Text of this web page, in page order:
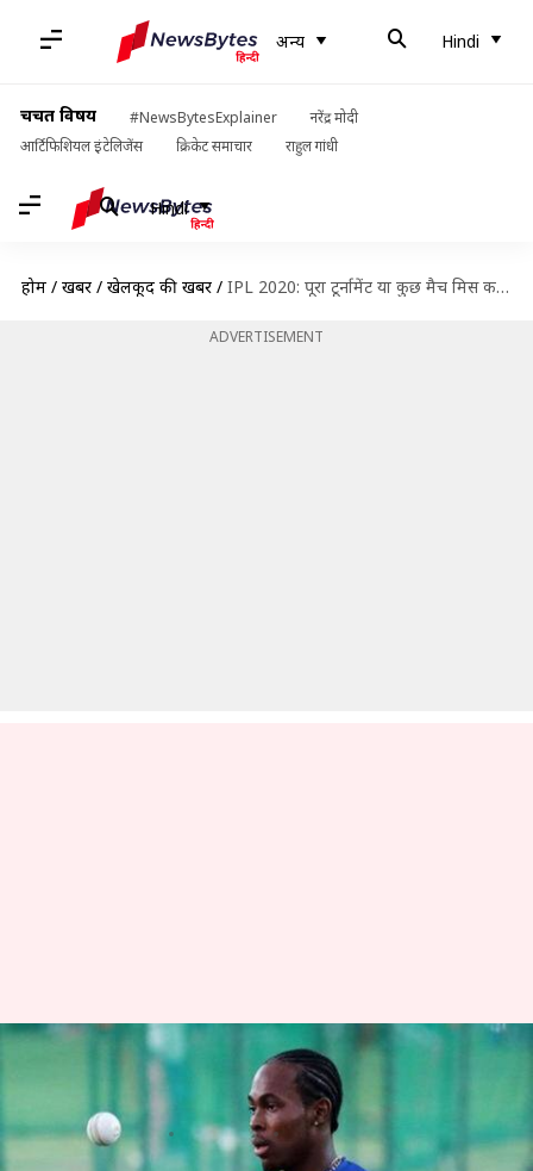
अन्य Hindi
चर्चित विषय #NewsBytesExplainer
नरेंद्र मोदी
आर्टिफिशियल इंटेलिजेंस
क्रिकेट समाचार राहुल गांधी
Hindi
होम / खबरें / खेलकूद की खबरें / IPL 2020: पूरा टूर्नामेंट या कुछ मैच मिस कर सकते हैं ये चोटिल खिलाड़ी
ADVERTISEMENT
IPL 2020: पूरा टूर्नामेंट या कुछ मैच
मिस कर सकते हैं ये चोटिल खिलाड़ी
लेखन Neeraj Pandey Feb 29, 2020 02:48 pm